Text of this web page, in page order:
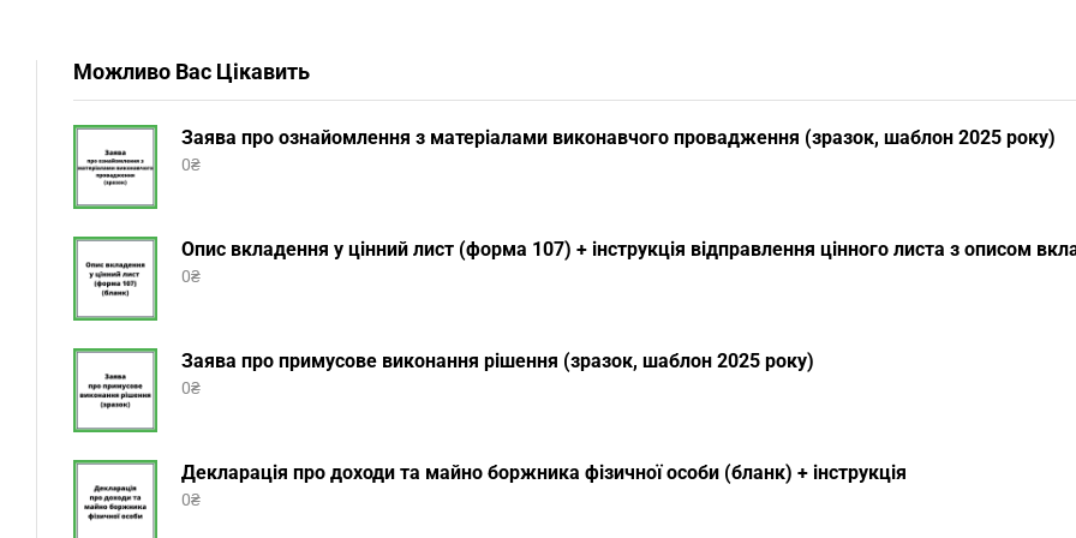
Можливо Вас Цікавить
Заява про ознайомлення з матеріалами виконавчого провадження (зразок, шаблон 2025 року)
0₴
Опис вкладення у цінний лист (форма 107) + інструкція відправлення цінного листа з описом
0₴
Заява про примусове виконання рішення (зразок, шаблон 2025 року)
0₴
Декларація про доходи та майно боржника фізичної особи (бланк) + інструкція
0₴